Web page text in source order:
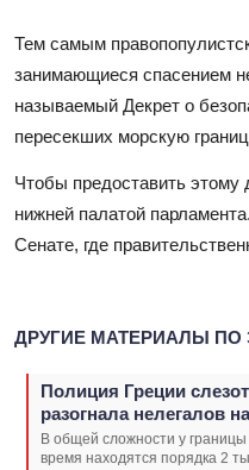
Тем самым
занимающиеся спасением
называемый Декрет о
пересекших морскую
Чтобы предоставить этому
нижней палатой
Сенате, где
ДРУГИЕ МАТЕРИАЛЫ ПО
Полиция Греции
разогнала нелегалов
В общей сложности у
время находятся порядка 2